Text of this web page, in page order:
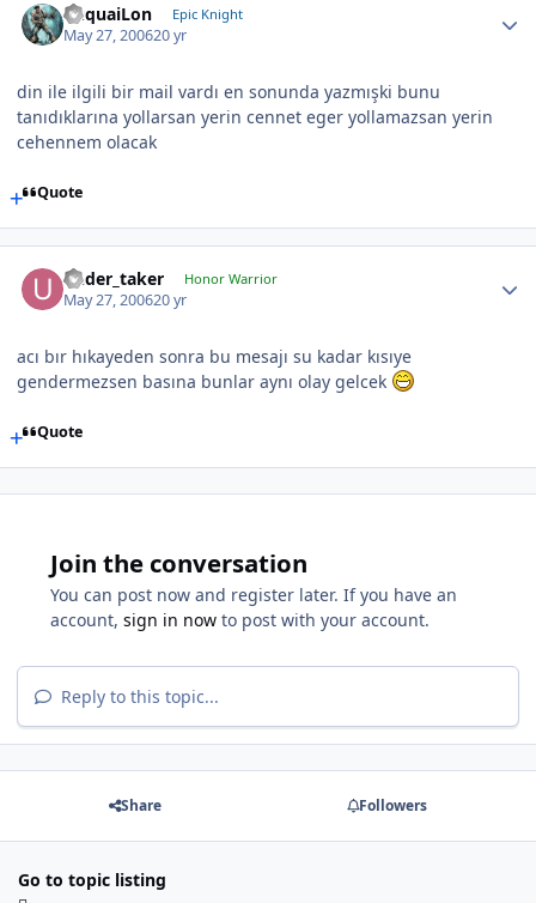
YuquaiLon Epic Knight
May 27, 200620 yr
din ile ilgili bir mail vardı en sonunda yazmışki bunu
tanıdıklarına yollarsan yerin cennet eger yollamazsan yerin
cehennem olacak
Quote
under_taker Honor Warrior
May 27, 200620 yr
acı bır hıkayeden sonra bu mesajı su kadar kısıye
gendermezsen basına bunlar aynı olay gelcek
Quote
Join the conversation
You can post now and register later. If you have an
account, sign in now to post with your account.
Reply to this topic...
Share Followers
Go to topic listing